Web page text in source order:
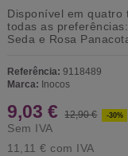
Disponível em quatro
todas as
Seda e Rosa
Referência: 9118489
Marca: Inocos
9,03 € 12,90 € -30%
Sem IVA
11,11 € com IVA